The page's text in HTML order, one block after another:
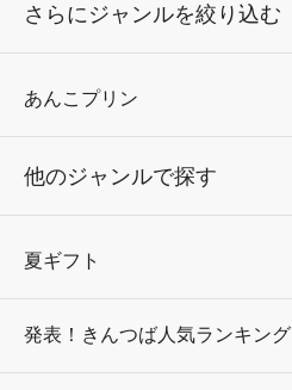
さらにジャンルを絞り込む
あんこプリン
他のジャンルで探す
夏ギフト
発表！きんつば人気ランキング